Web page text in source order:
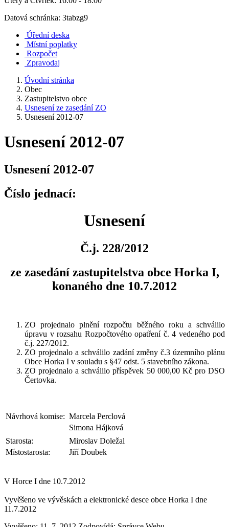
Datová schránka: 3tabzg9
Úřední deska
Místní poplatky
Rozpočet
Zpravodaj
Úvodní stránka
Obec
Zastupitelstvo obce
Usnesení ze zasedání ZO
Usnesení 2012-07
Usnesení 2012-07
Usnesení 2012-07
Číslo jednací:
Usnesení
Č.j. 228/2012
ze zasedání zastupitelstva obce Horka I,
konaného dne 10.7.2012
ZO projednalo plnění rozpočtu běžného roku a schválilo
úpravu v rozsahu Rozpočtového opatření č. 4 vedeného pod
č.j. 227/2012.
ZO projednalo a schválilo zadání změny č.3 územního plánu
Obce Horka I v souladu s §47 odst. 5 stavebního zákona.
ZO projednalo a schválilo příspěvek 50 000,00 Kč pro DSO
Čertovka.
Návrhová komise: Marcela Perclová
Simona Hájková
Starosta:
Miroslav Doležal
Místostarosta:
Jiří Doubek
V Horce I dne 10.7.2012
Vyvěšeno ve vývěskách a elektronické desce obce Horka I dne
11.7.2012